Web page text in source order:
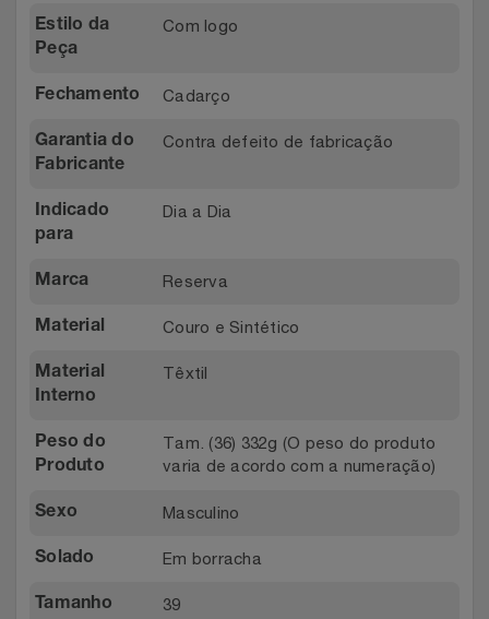
Relógios
Stanley Pmi
The Bar
Top Store
Estilo da
Peça
Com logo
Fechamento Cadarço
Garantia do
Fabricante
Contra defeito de fabricação
Indicado
para
Dia a Dia
Marca Reserva
Material Couro e Sintético
Material
Interno
Têxtil
Peso do
Produto
Tam. (36) 332g (O peso do produto
varia de acordo com a numeração)
Sexo Masculino
Solado Em borracha
Tamanho 39